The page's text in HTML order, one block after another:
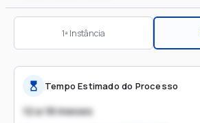
1ª Instância
Tempo Estimado do Processo
12 a 18 meses